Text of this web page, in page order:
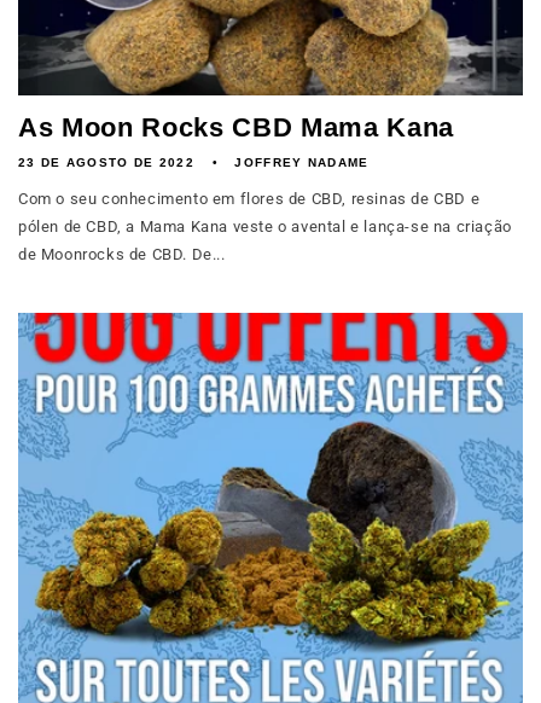
As Moon Rocks CBD Mama Kana
23 DE AGOSTO DE 2022 JOFFREY NADAME
Com o seu conhecimento em flores de CBD, resinas de CBD e
pólen de CBD, a Mama Kana veste o avental e lança-se na criação
de Moonrocks de CBD. De...